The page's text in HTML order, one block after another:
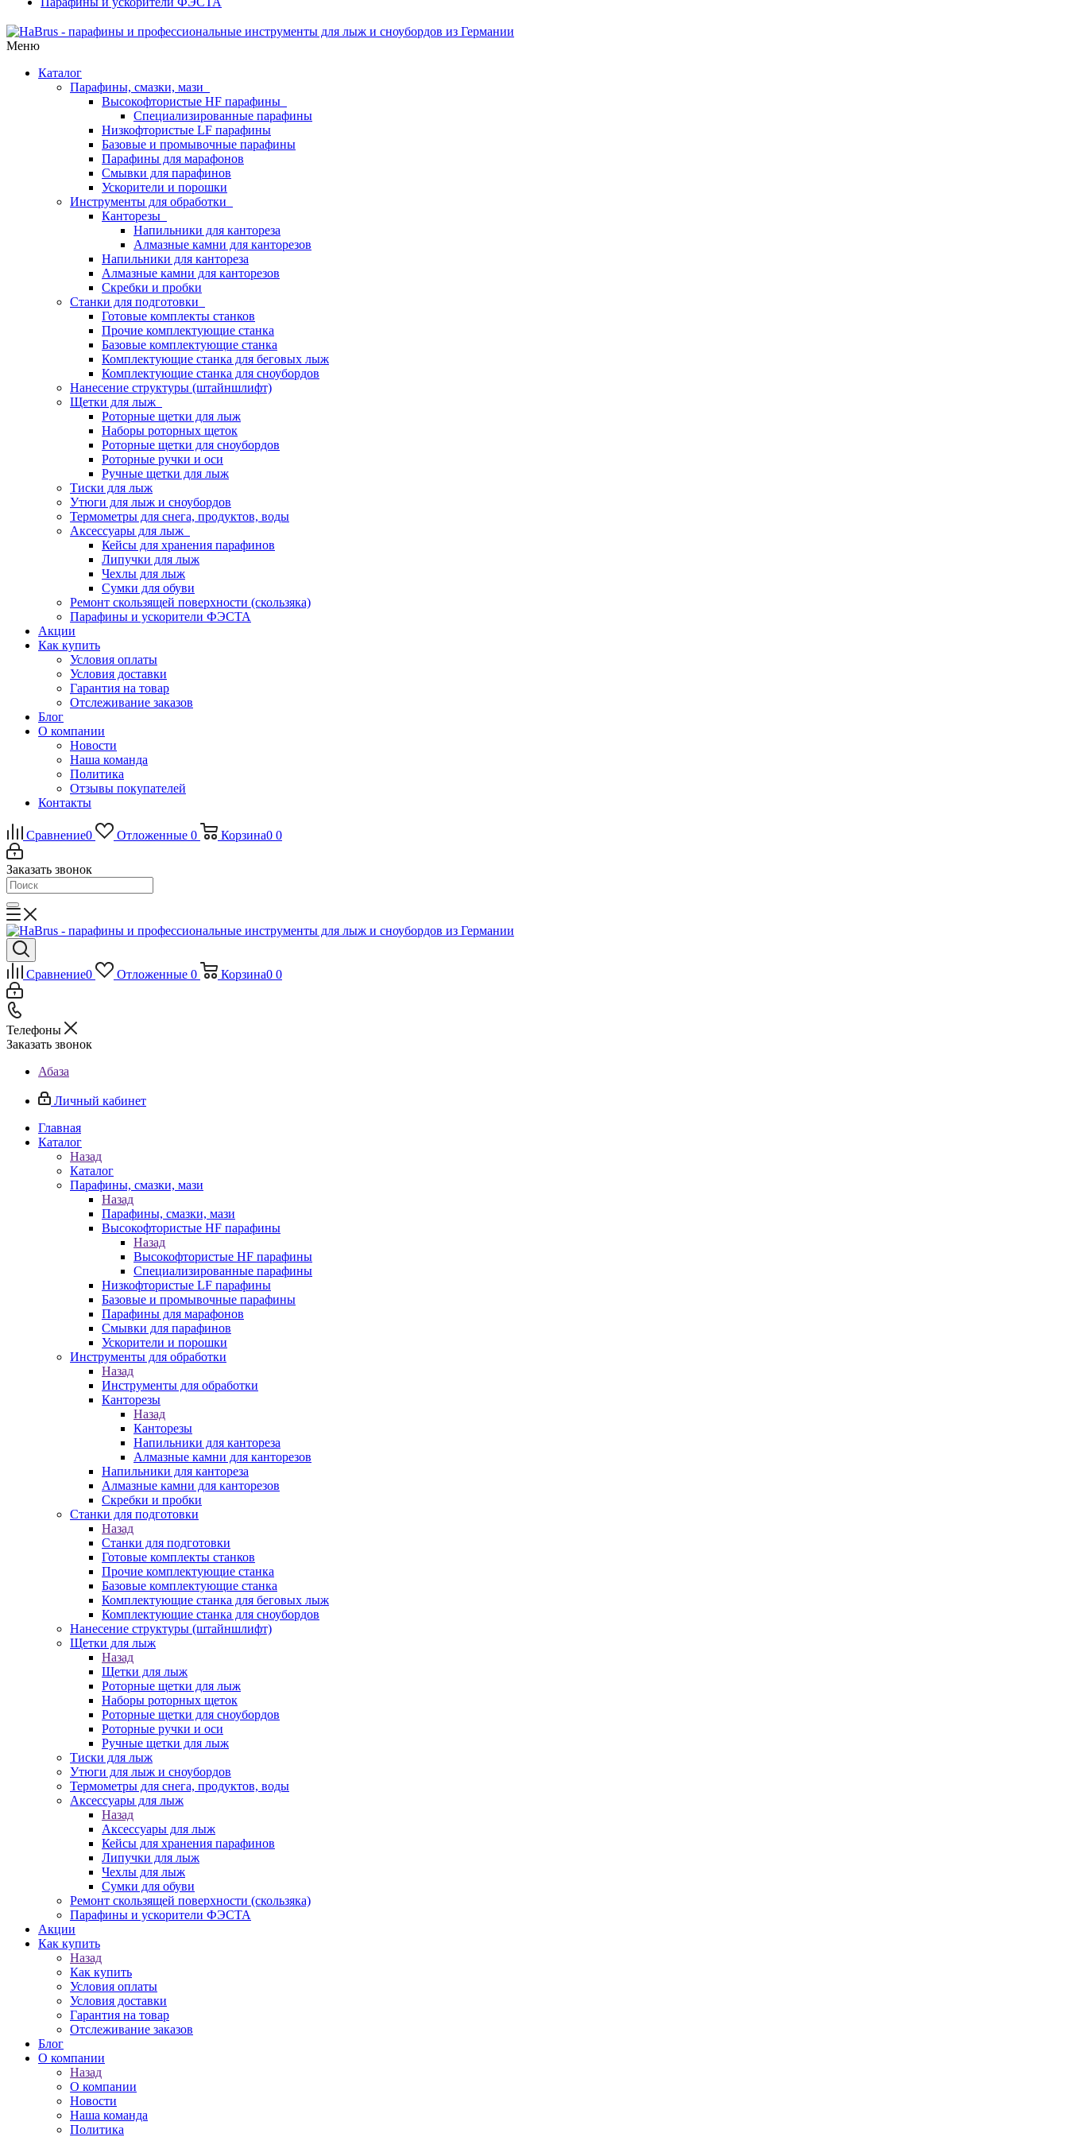
Меню
Каталог
Парафины, смазки, мази
Высокофтористые HF парафины
Специализированные парафины
Низкофтористые LF парафины
Базовые и промывочные парафины
Парафины для марафонов
Смывки для парафинов
Ускорители и порошки
Инструменты для обработки
Канторезы
Напильники для кантореза
Алмазные камни для канторезов
Напильники для кантореза
Алмазные камни для канторезов
Скребки и пробки
Станки для подготовки
Готовые комплекты станков
Прочие комплектующие станка
Базовые комплектующие станка
Комплектующие станка для беговых лыж
Комплектующие станка для сноубордов
Нанесение структуры (штайншлифт)
Щетки для лыж
Роторные щетки для лыж
Наборы роторных щеток
Роторные щетки для сноубордов
Роторные ручки и оси
Ручные щетки для лыж
Тиски для лыж
Утюги для лыж и сноубордов
Термометры для снега, продуктов, воды
Аксессуары для лыж
Кейсы для хранения парафинов
Липучки для лыж
Чехлы для лыж
Сумки для обуви
Ремонт скользящей поверхности (скользяка)
Парафины и ускорители ФЭСТА
Акции
Как купить
Условия оплаты
Условия доставки
Гарантия на товар
Отслеживание заказов
Блог
О компании
Новости
Наша команда
Политика
Отзывы покупателей
Контакты
Сравнение0 Отложенные 0 Корзина0 0
Заказать звонок
Сравнение0 Отложенные 0 Корзина0 0
Телефоны
Заказать звонок
Абаза
Личный кабинет
Главная
Каталог
Назад
Каталог
Парафины, смазки, мази
Назад
Парафины, смазки, мази
Высокофтористые HF парафины
Назад
Высокофтористые HF парафины
Специализированные парафины
Низкофтористые LF парафины
Базовые и промывочные парафины
Парафины для марафонов
Смывки для парафинов
Ускорители и порошки
Инструменты для обработки
Назад
Инструменты для обработки
Канторезы
Назад
Канторезы
Напильники для кантореза
Алмазные камни для канторезов
Напильники для кантореза
Алмазные камни для канторезов
Скребки и пробки
Станки для подготовки
Назад
Станки для подготовки
Готовые комплекты станков
Прочие комплектующие станка
Базовые комплектующие станка
Комплектующие станка для беговых лыж
Комплектующие станка для сноубордов
Нанесение структуры (штайншлифт)
Щетки для лыж
Назад
Щетки для лыж
Роторные щетки для лыж
Наборы роторных щеток
Роторные щетки для сноубордов
Роторные ручки и оси
Ручные щетки для лыж
Тиски для лыж
Утюги для лыж и сноубордов
Термометры для снега, продуктов, воды
Аксессуары для лыж
Назад
Аксессуары для лыж
Кейсы для хранения парафинов
Липучки для лыж
Чехлы для лыж
Сумки для обуви
Ремонт скользящей поверхности (скользяка)
Парафины и ускорители ФЭСТА
Акции
Как купить
Назад
Как купить
Условия оплаты
Условия доставки
Гарантия на товар
Отслеживание заказов
Блог
О компании
Назад
О компании
Новости
Наша команда
Политика